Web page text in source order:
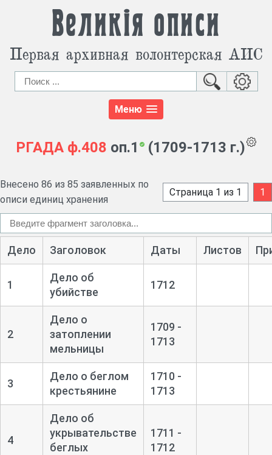
Великія описи
Первая архивная волонтерская АИС
Меню
РГАДА ф.408 оп.1 (1709-1713 г.)
Внесено 86 из 85 заявленных по
описи единиц хранения
Страница 1 из 1 1
Дело Заголовок Даты Листов
1
Дело об
убийстве
1712
2
Дело о
затоплении
мельницы
1709 -
1713
3
Дело о беглом
крестьянине
1710 -
1713
4
Дело об
укрывательстве
беглых
1711 -
1712